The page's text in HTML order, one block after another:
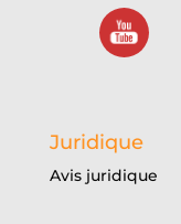
Juridique
Avis juridique